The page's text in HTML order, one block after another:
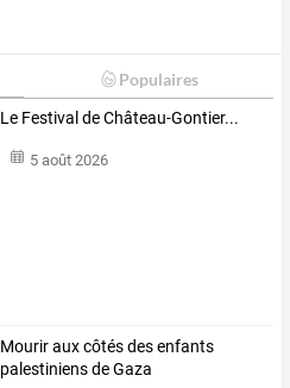
Populaires
Le Festival de Château-Gontier...
5 août 2026
Mourir aux côtés des enfants
palestiniens de Gaza